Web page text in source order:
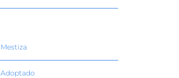
Mestiza
Adoptado